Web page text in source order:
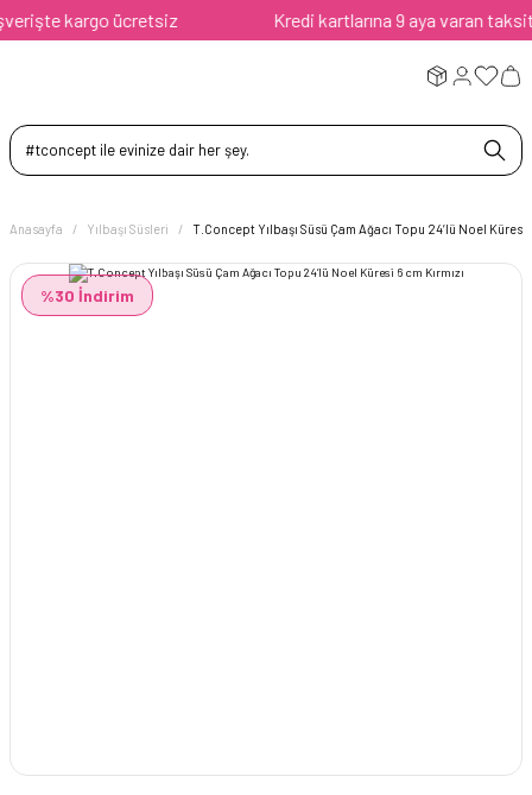
kargo ücretsiz Kredi kartlarına 9 aya varan taksit
Anasayfa Yılbaşı Süsleri T.Concept Yılbaşı Süsü Çam Ağacı Topu 24’lü Noel Küresi
%30 İndirim